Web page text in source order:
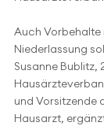
Auch Vorbehalte
Niederlassung
Susanne Bublitz,
und Vorsitzende
Hausarzt,